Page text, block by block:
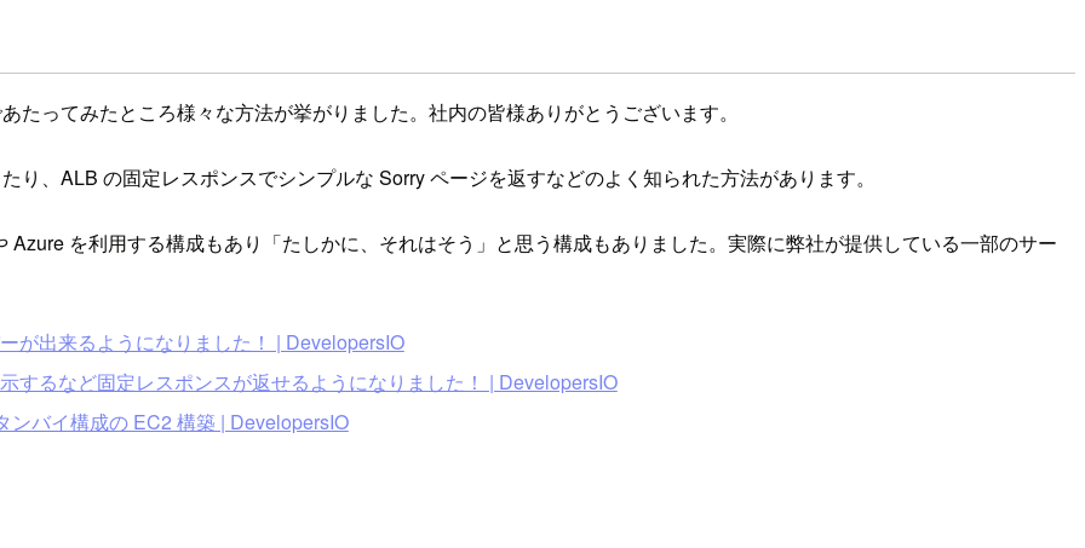
ってみたところ様々な方法が挙がりました。社内の皆様ありがとうございます。
、ALB の固定レスポンスでシンプルな Sorry ページを返すなどのよく知られた方法があります。
を利用する構成もあり「たしかに、それはそう」と思う構成もありました。実際に弊社が提供している一部のサー
が出来るようになりました！ | DevelopersIO
するなど固定レスポンスが返せるようになりました！ | DevelopersIO
バイ構成の EC2 構築 | DevelopersIO